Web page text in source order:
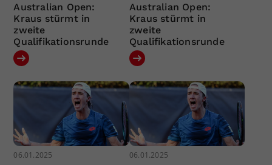
Australian Open:
Kraus stürmt in
zweite
Qualifikationsrunde
Australian Open:
Kraus stürmt in
zweite
Qualifikationsrunde
06.01.2025 06.01.2025